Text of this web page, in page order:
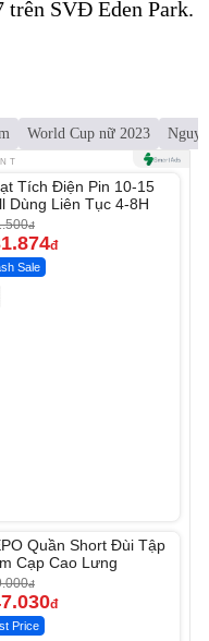
trên SVĐ Eden Park.
World Cup nữ 2023
Tích Điện Pin 10-15
Dùng Liên Tục 4-8H
đ
đ
Sale
Quần Short Đùi Tập
Cạp Cao Lưng
đ
đ
Price